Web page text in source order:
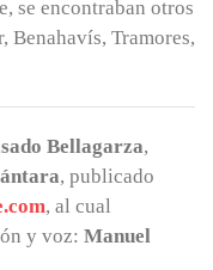
se encontraban otros
Benahavís, Tramores,
Bellagarza,
, publicado
, al cual
y voz: Manuel